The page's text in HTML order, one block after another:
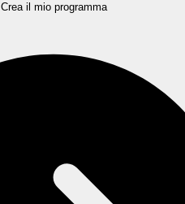
Crea il mio programma